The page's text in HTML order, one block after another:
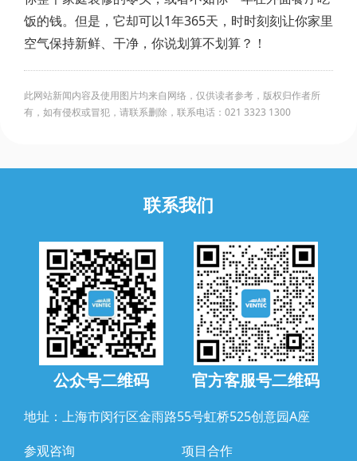
饭的钱。但是，它却可以1年365天，时时刻刻让你家里
空气保持新鲜、干净，你说划算不划算？！
此网站新闻内容及使用图片均来自网络，仅供读者参考，版权归作者所
有，如有侵权或冒犯，请联系删除，联系电话：021 3323 1300
联系我们
公众号二维码 官方客服号二维码
地址：上海市闵行区金雨路55号虹桥525创意园A座
参观咨询
项目合作